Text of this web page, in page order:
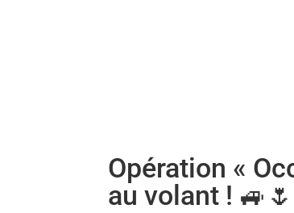
Opération «
au volant !